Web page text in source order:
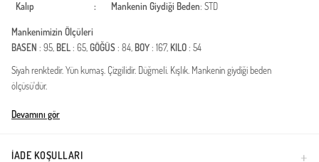
Kalıp
: Mankenin Giydiği Beden: STD
Mankenimizin Ölçüleri
BASEN : 95, BEL: 65,GÖĞÜS: 84, BOY: 167, KILO: 54
Siyah renktedir. Yün kumaş. Çizgilidir. Düğmeli. Kışlık. Mankenin giydiği beden
ölçüsü'dür.
Türkiye'de üretilmiştir.
Devamını gör
İADE KOŞULLARI